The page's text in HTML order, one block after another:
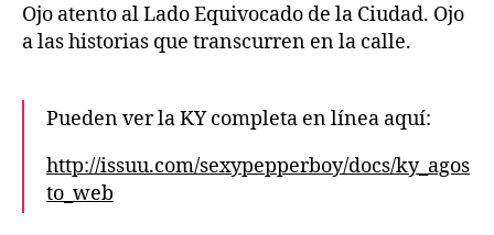
Ojo atento al Lado Equivocado de la Ciudad. Ojo
a las historias que transcurren en la calle.
Pueden ver la KY completa en línea aquí:
http://issuu.com/sexypepperboy/docs/ky_agos
to_web